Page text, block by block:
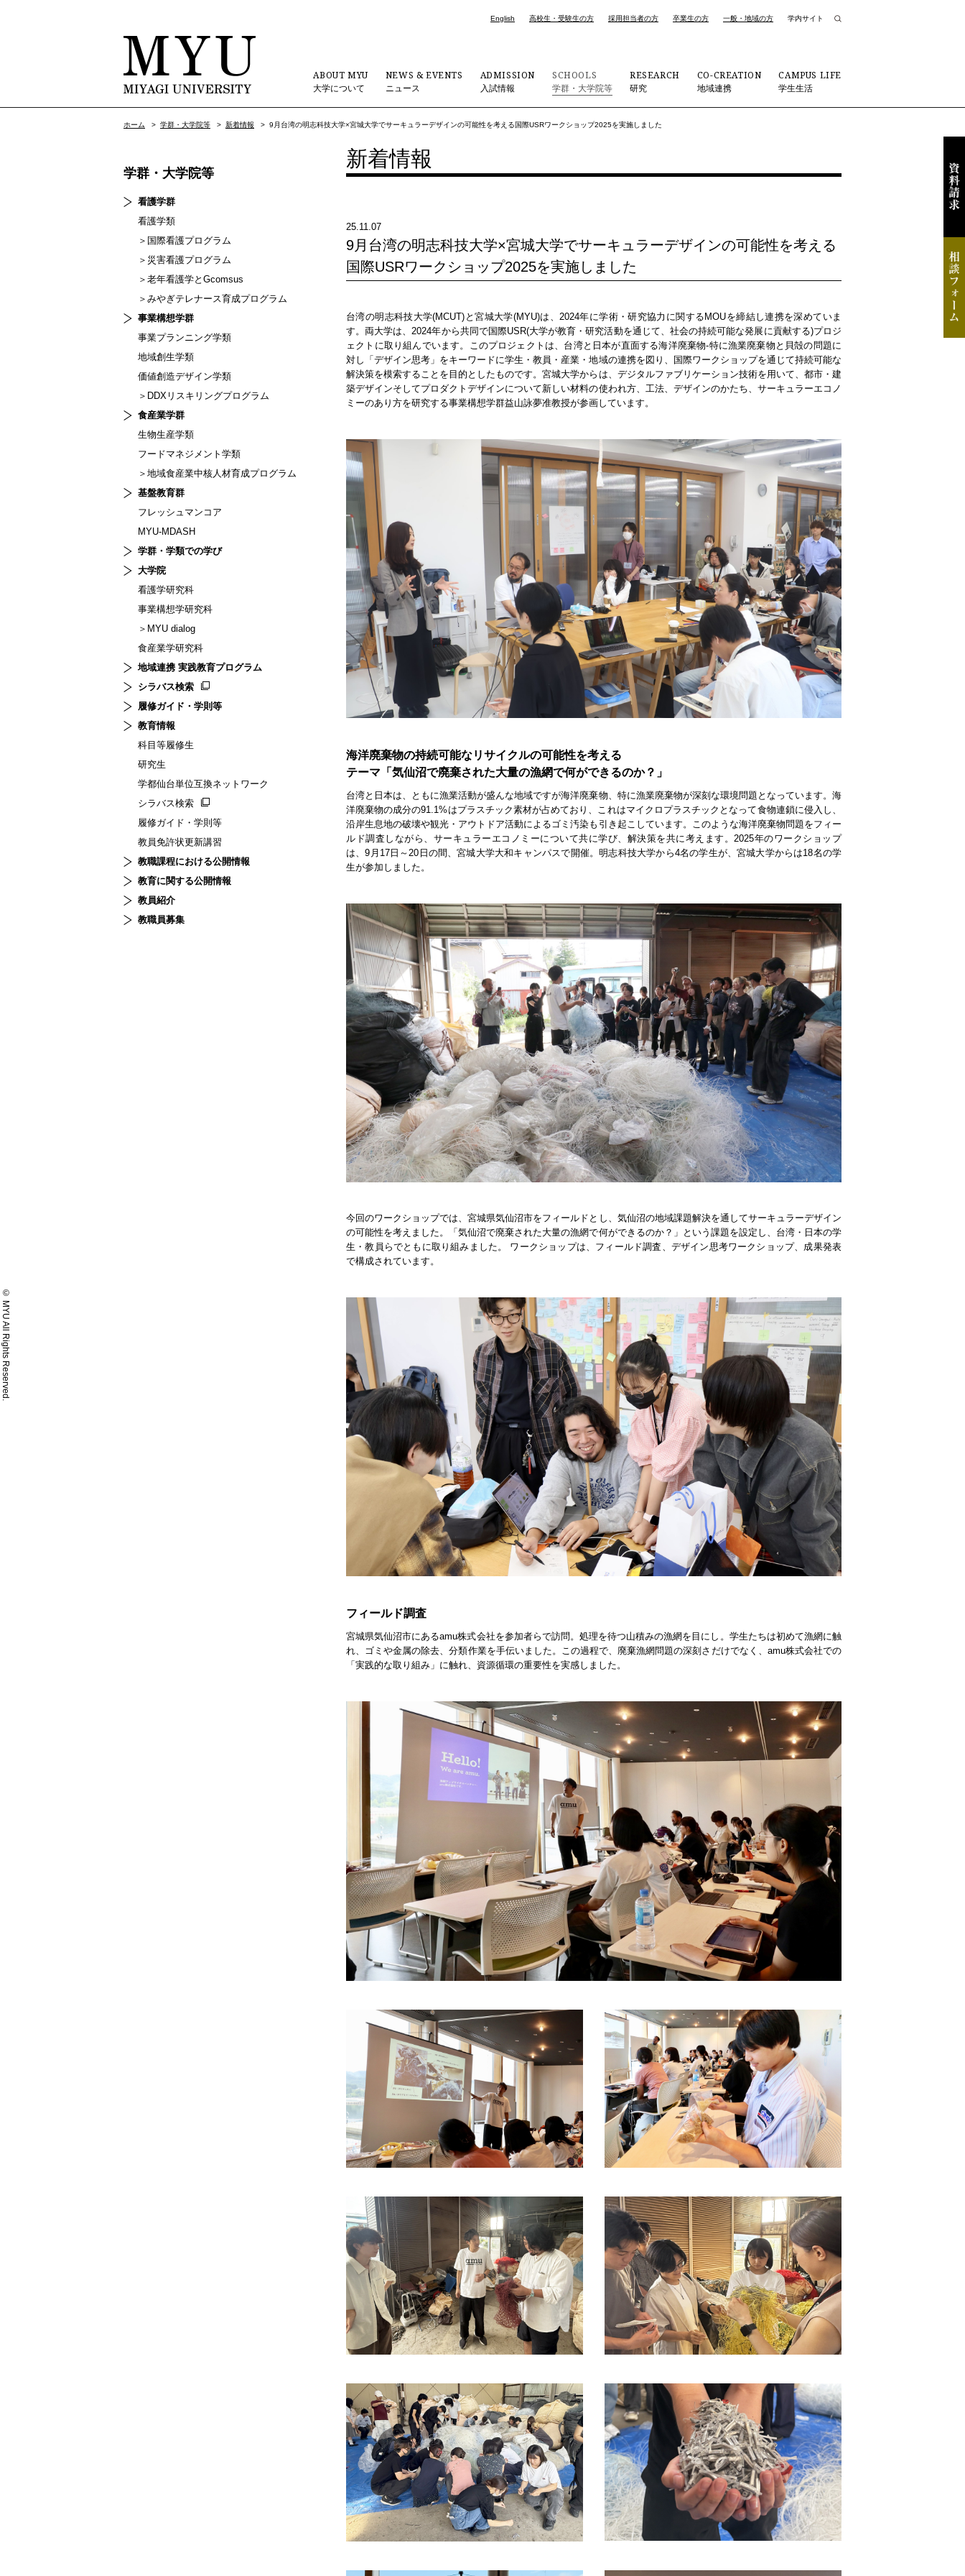
English 高校生・受験生の方 採用担当者の方 卒業生の方 一般・地域の方 学内サイト
ABOUT MYU
大学について
NEWS & EVENTS
ニュース
ADMISSION
入試情報
SCHOOLS
学群・大学院等
RESEARCH
研究
CO-CREATION
地域連携
CAMPUS LIFE
学生生活
ホーム > 学群・大学院等 > 新着情報 > 9月台湾の明志科技大学×宮城大学でサーキュラーデザインの可能性を考える国際USRワークショップ2025を実施しました
新着情報
25.11.07
9月台湾の明志科技大学×宮城大学でサーキュラーデザインの可能性を考える
国際USRワークショップ2025を実施しました
台湾の明志科技大学(MCUT)と宮城大学(MYU)は、2024年に学術・研究協力に関するMOUを締結し連携を深めていま
す。両大学は、2024年から共同で国際USR(大学が教育・研究活動を通じて、社会の持続可能な発展に貢献する)プロジ
ェクトに取り組んでいます。このプロジェクトは、台湾と日本が直面する海洋廃棄物-特に漁業廃棄物と貝殻の問題に
対し「デザイン思考」をキーワードに学生・教員・産業・地域の連携を図り、国際ワークショップを通じて持続可能な
解決策を模索することを目的としたものです。宮城大学からは、デジタルファブリケーション技術を用いて、都市・建
築デザインそしてプロダクトデザインについて新しい材料の使われ方、工法、デザインのかたち、サーキュラーエコノ
ミーのあり方を研究する事業構想学群益山詠夢准教授が参画しています。
海洋廃棄物の持続可能なリサイクルの可能性を考える
テーマ「気仙沼で廃棄された大量の漁網で何ができるのか？」
台湾と日本は、ともに漁業活動が盛んな地域ですが海洋廃棄物、特に漁業廃棄物が深刻な環境問題となっています。海
洋廃棄物の成分の91.1%はプラスチック素材が占めており、これはマイクロプラスチックとなって食物連鎖に侵入し、
沿岸生息地の破壊や観光・アウトドア活動によるゴミ汚染も引き起こしています。このような海洋廃棄物問題をフィー
ルド調査しながら、サーキュラーエコノミーについて共に学び、解決策を共に考えます。2025年のワークショップ
は、9月17日～20日の間、宮城大学大和キャンパスで開催。明志科技大学から4名の学生が、宮城大学からは18名の学
生が参加しました。
今回のワークショップでは、宮城県気仙沼市をフィールドとし、気仙沼の地域課題解決を通してサーキュラーデザイン
の可能性を考えました。「気仙沼で廃棄された大量の漁網で何ができるのか？」という課題を設定し、台湾・日本の学
生・教員らでともに取り組みました。 ワークショップは、フィールド調査、デザイン思考ワークショップ、成果発表
で構成されています。
フィールド調査
宮城県気仙沼市にあるamu株式会社を参加者らで訪問。処理を待つ山積みの漁網を目にし。学生たちは初めて漁網に触
れ、ゴミや金属の除去、分類作業を手伝いました。この過程で、廃棄漁網問題の深刻さだけでなく、amu株式会社での
「実践的な取り組み」に触れ、資源循環の重要性を実感しました。
学群・大学院等
看護学群
看護学類
＞国際看護プログラム
＞災害看護プログラム
＞老年看護学とGcomsus
＞みやぎテレナース育成プログラム
事業構想学群
事業プランニング学類
地域創生学類
価値創造デザイン学類
＞DDXリスキリングプログラム
食産業学群
生物生産学類
フードマネジメント学類
＞地域食産業中核人材育成プログラム
基盤教育群
フレッシュマンコア
MYU-MDASH
学群・学類での学び
大学院
看護学研究科
事業構想学研究科
＞MYU dialog
食産業学研究科
地域連携 実践教育プログラム
シラバス検索
履修ガイド・学則等
教育情報
科目等履修生
研究生
学都仙台単位互換ネットワーク
シラバス検索
履修ガイド・学則等
教員免許状更新講習
教職課程における公開情報
教育に関する公開情報
教員紹介
教職員募集
© MYU All Rights Reserved.